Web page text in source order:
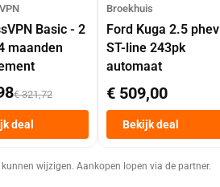
Basic - 2
maanden
€ 321,72
deal
Broekhuis
Ford Kuga 2.5 phev
ST-line 243pk
automaat
€ 509,00
Bekijk deal
wijzigen. Aankopen lopen via de partner.